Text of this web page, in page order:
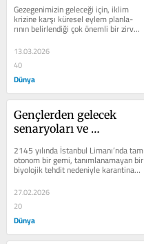
Gezegenimizin geleceği için, iklim
krizine karşı küresel eylem planla­
rının belirlendiği çok önemli bir zirve
olan COP Conference of the...
13.03.2026
40
Dünya
Gençlerden gelecek
senaryoları ve
2145 yılında İstanbul Limanı’nda tam
otonom bir gemi, tanımlanamayan bir
biyolojik tehdit nedeniyle karantinaya
alınıyor. 2080’de...
27.02.2026
20
Dünya